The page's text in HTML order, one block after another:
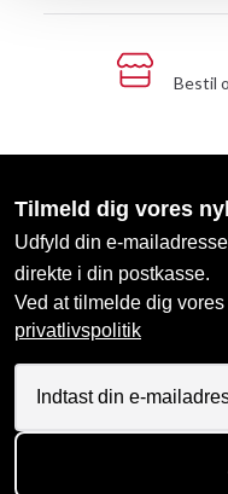
Bestil
Tilmeld dig vores
Udfyld din e-
direkte i din postkasse.
Ved at tilmelde dig
privatlivspolitik